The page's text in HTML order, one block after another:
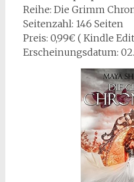
Reihe: Die Grimm
Seitenzahl: 146 Seiten
Preis: 0,99€ ( Kindle
Erscheinungsdatum: